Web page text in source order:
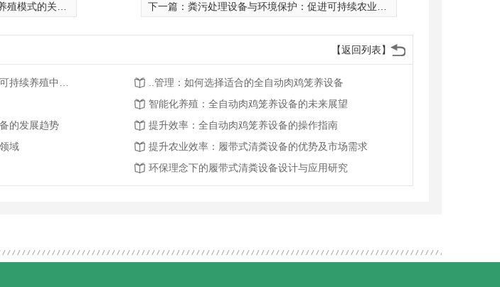
式的关键装备 下一篇： 粪污处理设备与环境保护：促进可持续农业发展的关键环节
【返回列表】
..管理：如何选择适合的全自动肉鸡笼养设备
智能化养殖：全自动肉鸡笼养设备的未来展望
的发展趋势
提升效率：全自动肉鸡笼养设备的操作指南
域
提升农业效率：履带式清粪设备的优势及市场需求
环保理念下的履带式清粪设备设计与应用研究